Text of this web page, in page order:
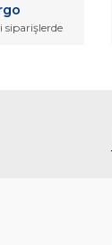
siparişlerde